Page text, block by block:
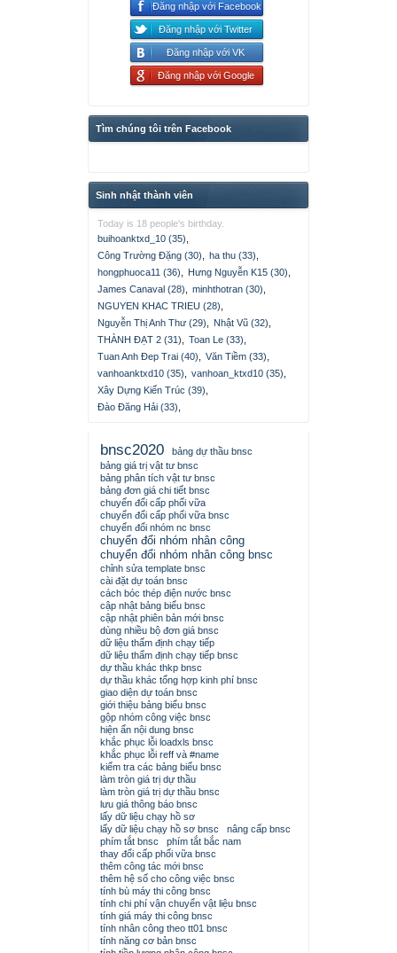
Đăng nhập với Facebook
Đăng nhập với Twitter
Đăng nhập với VK
Đăng nhập với Google
Tìm chúng tôi trên Facebook
Sinh nhật thành viên
Today is 18 people's birthday.
buihoanktxd_10 (35)
Công Trường Đặng (30)
ha thu (33)
hongphuoca11 (36)
Hưng Nguyễn K15 (30)
James Canaval (28)
minhthotran (30)
NGUYEN KHAC TRIEU (28)
Nguyễn Thị Anh Thư (29)
Nhật Vũ (32)
THÀNH ĐẠT 2 (31)
Toan Le (33)
Tuan Anh Đep Trai (40)
Văn Tiềm (33)
vanhoanktxd10 (35)
vanhoan_ktxd10 (35)
Xây Dựng Kiến Trúc (39)
Đào Đăng Hải (33)
bnsc2020
bảng dự thầu bnsc
bảng giá trị vật tư bnsc
bảng phân tích vật tư bnsc
bảng đơn giá chi tiết bnsc
chuyển đổi cấp phối vữa
chuyển đổi cấp phối vữa bnsc
chuyển đổi nhóm nc bnsc
chuyển đổi nhóm nhân công
chuyển đổi nhóm nhân công bnsc
chỉnh sửa template bnsc
cài đặt dự toán bnsc
cách bóc thép điện nước bnsc
cập nhật bảng biểu bnsc
cập nhật phiên bản mới bnsc
dùng nhiều bộ đơn giá bnsc
dữ liệu thẩm định chạy tiếp
dữ liệu thẩm định chạy tiếp bnsc
dự thầu khác thkp bnsc
dự thầu khác tổng hợp kinh phí bnsc
giao diện dự toán bnsc
giới thiệu bảng biểu bnsc
gộp nhóm công việc bnsc
hiện ẩn nội dung bnsc
khắc phục lỗi loadxls bnsc
khắc phục lỗi reff và #name
kiểm tra các bảng biểu bnsc
làm tròn giá trị dự thầu
làm tròn giá trị dự thầu bnsc
lưu giá thông báo bnsc
lấy dữ liệu chạy hồ sơ
lấy dữ liệu chạy hồ sơ bnsc
nâng cấp bnsc
phím tắt bnsc
phím tắt bắc nam
thay đổi cấp phối vữa bnsc
thêm công tác mới bnsc
thêm hệ số cho công việc bnsc
tính bù máy thi công bnsc
tính chi phí vận chuyển vật liệu bnsc
tính giá máy thi công bnsc
tính nhân công theo tt01 bnsc
tính năng cơ bản bnsc